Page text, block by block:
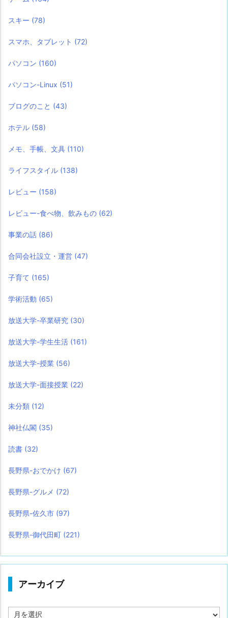
スキー (78)
スマホ、タブレット (72)
パソコン (160)
パソコン-Linux (51)
ブログのこと (43)
ホテル (58)
メモ、手帳、文具 (110)
ライフスタイル (138)
レビュー (158)
レビュー-食べ物、飲みもの (62)
事業の話 (86)
合同会社設立・運営 (47)
子育て (165)
学術活動 (65)
放送大学-卒業研究 (30)
放送大学-学生生活 (161)
放送大学-授業 (56)
放送大学-面接授業 (22)
未分類 (12)
神社仏閣 (35)
読書 (32)
長野県-おでかけ (67)
長野県-グルメ (72)
長野県-佐久市 (97)
長野県-御代田町 (221)
アーカイブ